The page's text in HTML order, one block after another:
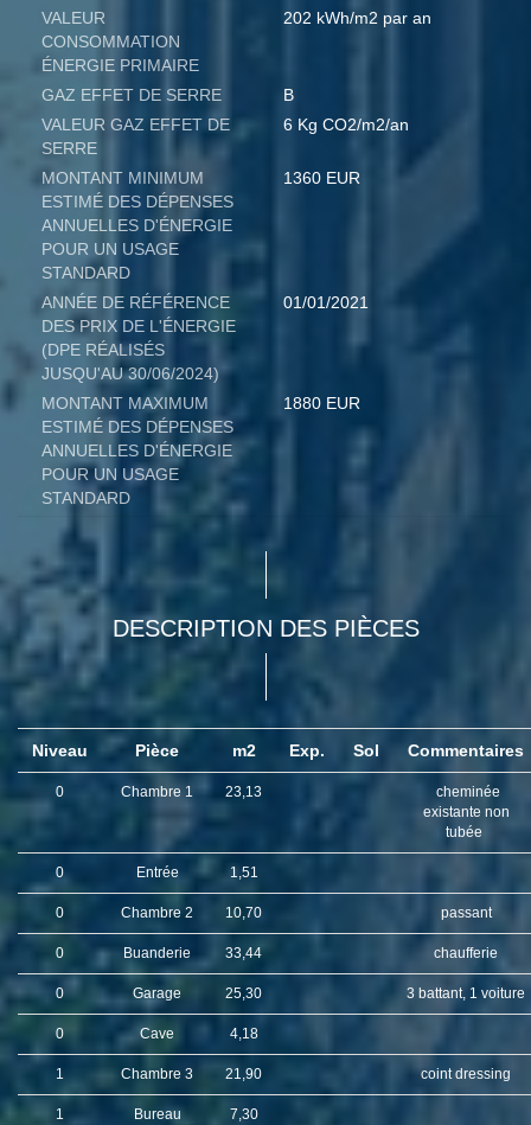
VALEUR
CONSOMMATION
ÉNERGIE PRIMAIRE
202 kWh/m2 par an
GAZ EFFET DE SERRE
B
VALEUR GAZ EFFET DE
SERRE
6 Kg CO2/m2/an
MONTANT MINIMUM
ESTIMÉ DES DÉPENSES
ANNUELLES D'ÉNERGIE
POUR UN USAGE
STANDARD
1360 EUR
ANNÉE DE RÉFÉRENCE
DES PRIX DE L'ÉNERGIE
(DPE RÉALISÉS
JUSQU'AU 30/06/2024)
01/01/2021
MONTANT MAXIMUM
ESTIMÉ DES DÉPENSES
ANNUELLES D'ÉNERGIE
POUR UN USAGE
STANDARD
1880 EUR
DESCRIPTION DES PIÈCES
Niveau Pièce m2 Exp. Sol Commentaires
0 Chambre 1 23,13
cheminée
existante non
tubée
0 Entrée 1,51
0 Chambre 2 10,70 passant
0 Buanderie 33,44 chaufferie
0 Garage 25,30 3 battant, 1 voiture
0 Cave 4,18
1 Chambre 3 21,90 coint dressing
1 Bureau 7,30